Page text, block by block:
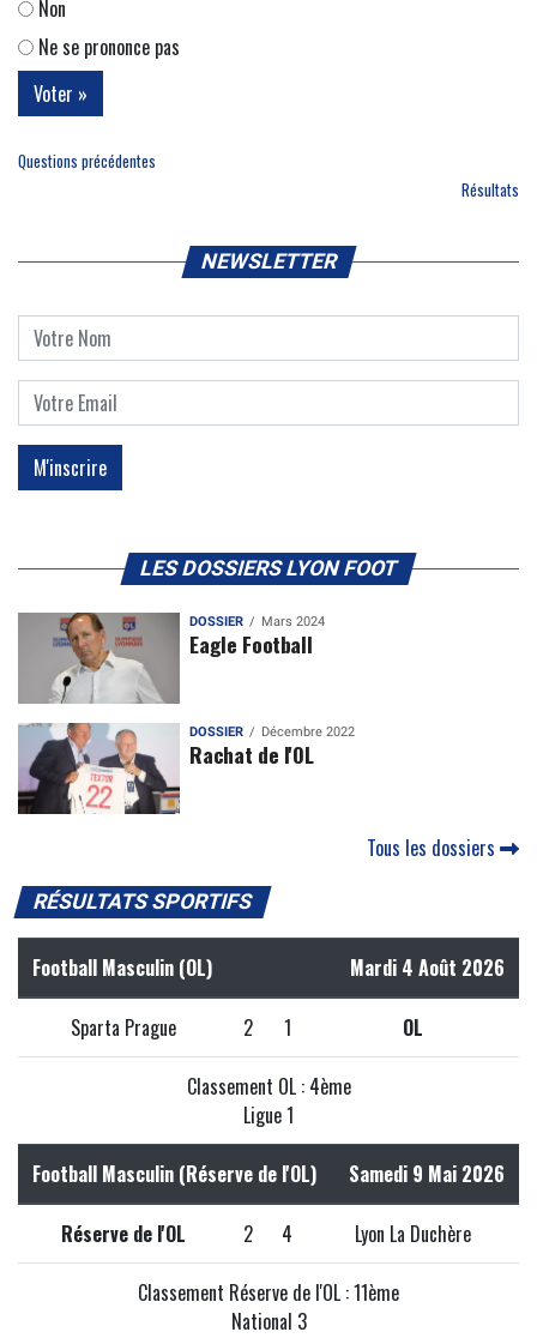
Non
Ne se prononce pas
Questions précédentes
Résultats
NEWSLETTER
LES DOSSIERS LYON FOOT
DOSSIER Mars 2024
Eagle Football
DOSSIER Décembre 2022
Rachat de l'OL
Tous les dossiers
RÉSULTATS SPORTIFS
Football Masculin (OL) Mardi 4 Août 2026
Sparta Prague 2 1 OL
Classement OL : 4ème
Ligue 1
Football Masculin (Réserve de l'OL) Samedi 9 Mai 2026
Réserve de l'OL 2 4 Lyon La Duchère
Classement Réserve de l'OL : 11ème
National 3